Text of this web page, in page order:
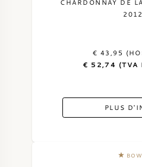
CHARDONNAY DE
2012
€ 43,95
€ 52,74 (TVA
PLUS